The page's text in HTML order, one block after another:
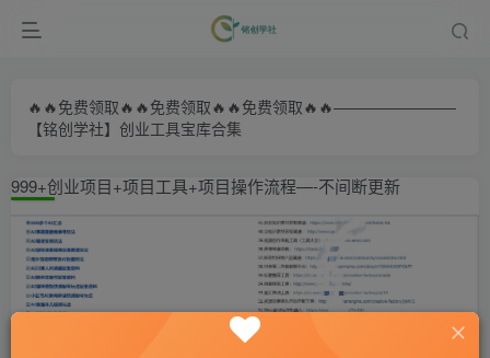
🔥🔥免费领取🔥🔥免费领取🔥🔥免费领取🔥🔥————————
【铭创学社】创业工具宝库合集
999+创业项目+项目工具+项目操作流程—-不间断更新